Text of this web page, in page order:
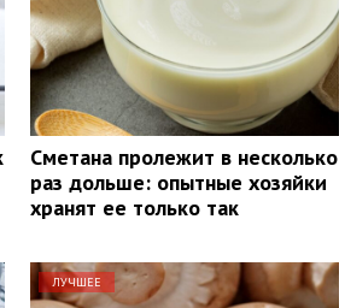
Сметана пролежит в несколько
раз дольше: опытные хозяйки
хранят ее только так
ЛУЧШЕЕ